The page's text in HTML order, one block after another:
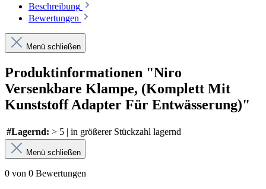
Beschreibung
Bewertungen
Menü schließen
Produktinformationen "Niro
Versenkbare Klampe, (Komplett Mit
Kunststoff Adapter Für Entwässerung)"
#Lagernd: > 5 | in größerer Stückzahl lagernd
Menü schließen
0 von 0 Bewertungen